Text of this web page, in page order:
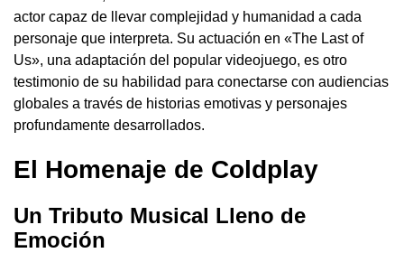
actor capaz de llevar complejidad y humanidad a cada
personaje que interpreta. Su actuación en «The Last of
Us», una adaptación del popular videojuego, es otro
testimonio de su habilidad para conectarse con audiencias
globales a través de historias emotivas y personajes
profundamente desarrollados.
El Homenaje de Coldplay
Un Tributo Musical Lleno de
Emoción